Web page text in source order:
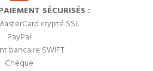
SÉCURISÉS :
crypté SSL
PayPal
bancaire SWIFT
Chèque